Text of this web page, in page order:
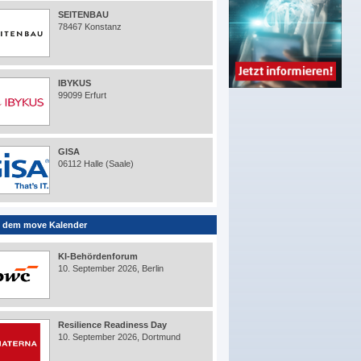
SEITENBAU
78467 Konstanz
IBYKUS
99099 Erfurt
GISA
06112 Halle (Saale)
dem move Kalender
KI-Behördenforum
10. September 2026, Berlin
Resilience Readiness Day
10. September 2026, Dortmund